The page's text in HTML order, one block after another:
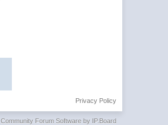
Privacy Policy
Community Forum Software by IP.Board